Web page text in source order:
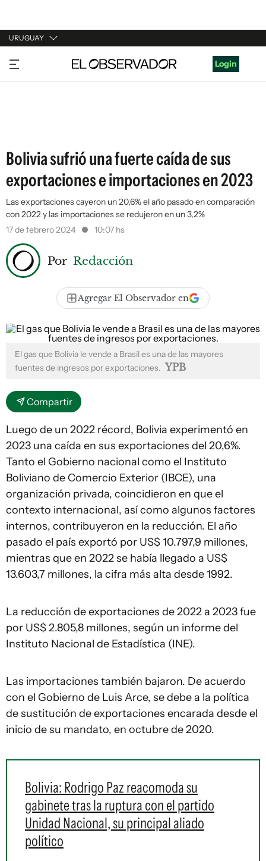
URUGUAY
URUGUAY
ARGENTINA
Login
Bolivia sufrió una fuerte caída de sus
exportaciones e importaciones en 2023
Las exportaciones cayeron un 20,6% el año pasado en comparación
con 2022 y las importaciones se redujeron en un 3,2%
17 de febrero 2024
10:07 hs
Por Redacción
Agregar El Observador en
El gas que Bolivia le vende a Brasil es una de las mayores
fuentes de ingresos por exportaciones. YPB
Compartir
Luego de un 2022 récord, Bolivia experimentó en
2023 una caída en sus exportaciones del 20,6%.
Tanto el Gobierno nacional como el Instituto
Boliviano de Comercio Exterior (IBCE), una
organización privada, coincidieron en que el
contexto internacional, así como algunos factores
internos, contribuyeron en la reducción. El año
pasado el país exportó por US$ 10.797,9 millones,
mientras que en 2022 se había llegado a US$
13.603,7 millones, la cifra más alta desde 1992.
La reducción de exportaciones de 2022 a 2023 fue
por US$ 2.805,8 millones, según un informe del
Instituto Nacional de Estadística (INE).
Las importaciones también bajaron. De acuerdo
con el Gobierno de Luis Arce, se debe a la política
de sustitución de exportaciones encarada desde el
inicio de su mandato, en octubre de 2020.
Bolivia: Rodrigo Paz reacomoda su
gabinete tras la ruptura con el partido
Unidad Nacional, su principal aliado
político